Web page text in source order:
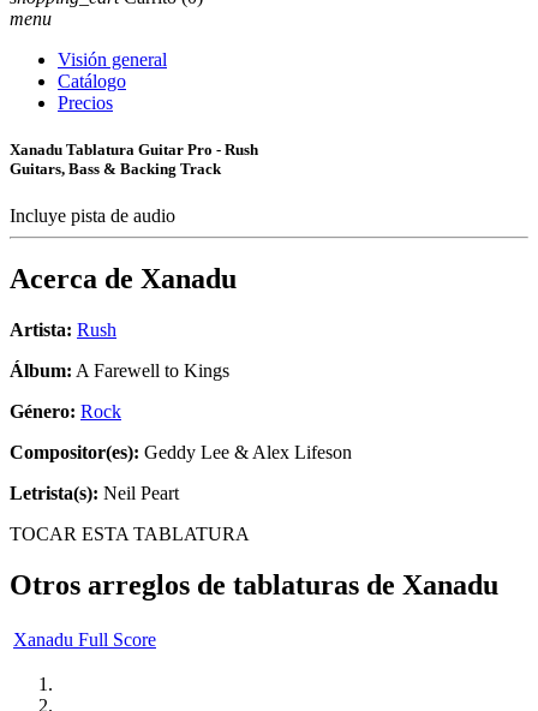
menu
Visión general
Catálogo
Precios
Xanadu Tablatura Guitar Pro - Rush
Guitars, Bass & Backing Track
Incluye pista de audio
Acerca de Xanadu
Artista: Rush
Álbum: A Farewell to Kings
Género: Rock
Compositor(es): Geddy Lee & Alex Lifeson
Letrista(s): Neil Peart
TOCAR ESTA TABLATURA
Otros arreglos de tablaturas de Xanadu
Xanadu Full Score